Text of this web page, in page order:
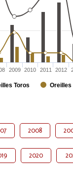
Toros Oreilles
2009 2010 2011 2012
2008
2020